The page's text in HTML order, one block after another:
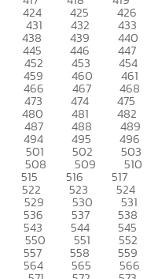
424 425 426
431 432 433
438 439 440
445 446 447
452 453 454
459 460 461
466 467 468
473 474 475
480 481 482
487 488 489
494 495 496
501 502 503
508 509 510
515 516 517
522 523 524
529 530 531
536 537 538
543 544 545
550 551 552
557 558 559
564 565 566